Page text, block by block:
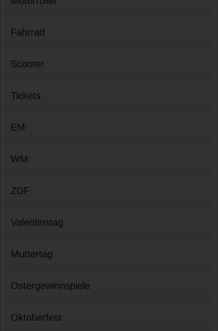
Fahrrad
Scooter
Tickets
EM
WM
ZDF
Valentinstag
Muttertag
Ostergewinnspiele
Oktoberfest